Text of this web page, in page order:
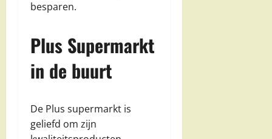
besparen.
Plus Supermarkt
in de buurt
De Plus supermarkt is
geliefd om zijn